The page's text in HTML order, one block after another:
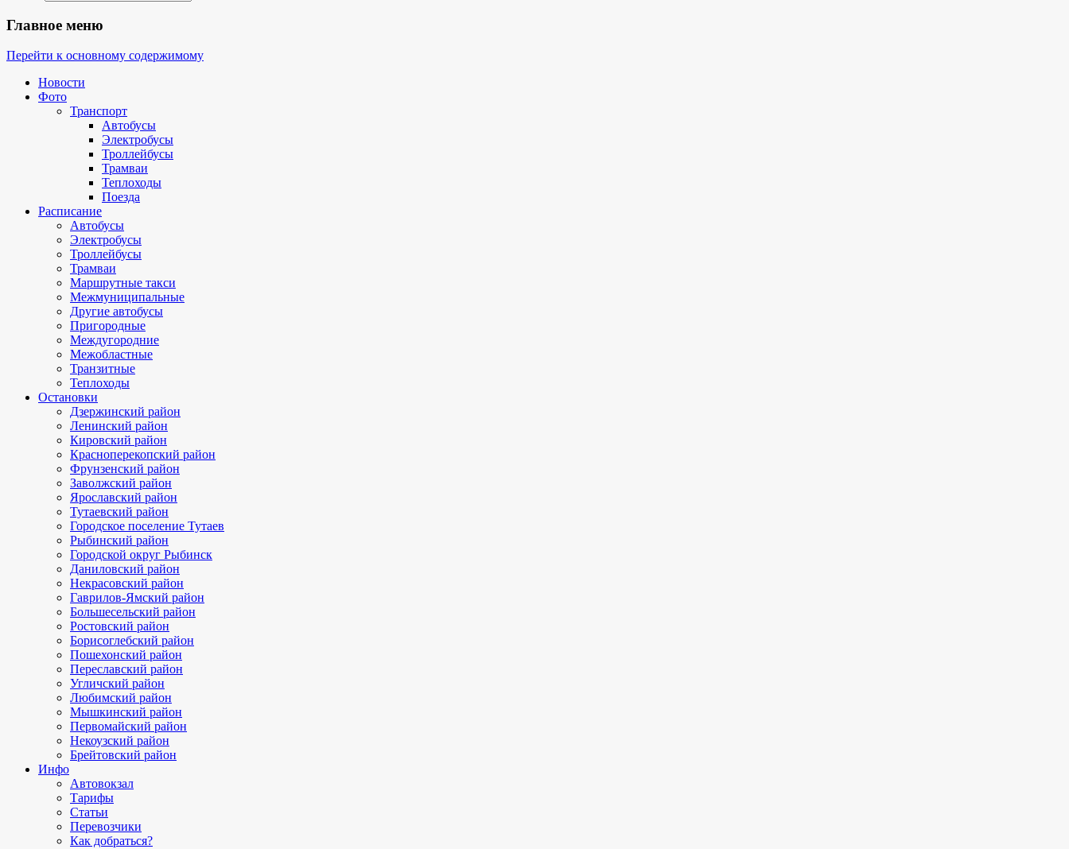
Главное меню
Перейти к основному содержимому
Новости
Фото
Транспорт
Автобусы
Электробусы
Троллейбусы
Трамваи
Теплоходы
Поезда
Расписание
Автобусы
Электробусы
Троллейбусы
Трамваи
Маршрутные такси
Межмуниципальные
Другие автобусы
Пригородные
Междугородние
Межобластные
Транзитные
Теплоходы
Остановки
Дзержинский район
Ленинский район
Кировский район
Красноперекопский район
Фрунзенский район
Заволжский район
Ярославский район
Тутаевский район
Городское поселение Тутаев
Рыбинский район
Городской округ Рыбинск
Даниловский район
Некрасовский район
Гаврилов-Ямский район
Большесельский район
Ростовский район
Борисоглебский район
Пошехонский район
Переславский район
Угличский район
Любимский район
Мышкинский район
Первомайский район
Некоузский район
Брейтовский район
Инфо
Автовокзал
Тарифы
Статьи
Перевозчики
Как добраться?